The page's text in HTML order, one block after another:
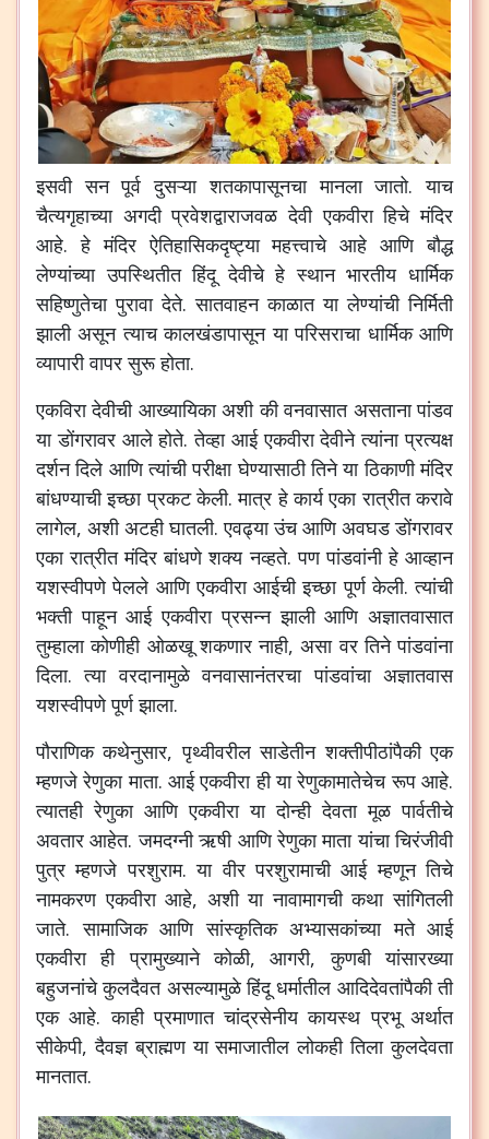
इसवी सन पूर्व दुसऱ्या शतकापासूनचा मानला जातो. याच
चैत्यगृहाच्या अगदी प्रवेशद्वाराजवळ देवी एकवीरा हिचे मंदिर
आहे. हे मंदिर ऐतिहासिकदृष्ट्या महत्त्वाचे आहे आणि बौद्ध
लेण्यांच्या उपस्थितीत हिंदू देवीचे हे स्थान भारतीय धार्मिक
सहिष्णुतेचा पुरावा देते. सातवाहन काळात या लेण्यांची निर्मिती
झाली असून त्याच कालखंडापासून या परिसराचा धार्मिक आणि
व्यापारी वापर सुरू होता.
एकविरा देवीची आख्यायिका अशी की वनवासात असताना पांडव
या डोंगरावर आले होते. तेव्हा आई एकवीरा देवीने त्यांना प्रत्यक्ष
दर्शन दिले आणि त्यांची परीक्षा घेण्यासाठी तिने या ठिकाणी मंदिर
बांधण्याची इच्छा प्रकट केली. मात्र हे कार्य एका रात्रीत करावे
लागेल, अशी अटही घातली. एवढ्या उंच आणि अवघड डोंगरावर
एका रात्रीत मंदिर बांधणे शक्य नव्हते. पण पांडवांनी हे आव्हान
यशस्वीपणे पेलले आणि एकवीरा आईची इच्छा पूर्ण केली. त्यांची
भक्ती पाहून आई एकवीरा प्रसन्न झाली आणि अज्ञातवासात
तुम्हाला कोणीही ओळखू शकणार नाही, असा वर तिने पांडवांना
दिला. त्या वरदानामुळे वनवासानंतरचा पांडवांचा अज्ञातवास
यशस्वीपणे पूर्ण झाला.
पौराणिक कथेनुसार, पृथ्वीवरील साडेतीन शक्तीपीठांपैकी एक
म्हणजे रेणुका माता. आई एकवीरा ही या रेणुकामातेचेच रूप आहे.
त्यातही रेणुका आणि एकवीरा या दोन्ही देवता मूळ पार्वतीचे
अवतार आहेत. जमदग्नी ऋषी आणि रेणुका माता यांचा चिरंजीवी
पुत्र म्हणजे परशुराम. या वीर परशुरामाची आई म्हणून तिचे
नामकरण एकवीरा आहे, अशी या नावामागची कथा सांगितली
जाते. सामाजिक आणि सांस्कृतिक अभ्यासकांच्या मते आई
एकवीरा ही प्रामुख्याने कोळी, आगरी, कुणबी यांसारख्या
बहुजनांचे कुलदैवत असल्यामुळे हिंदू धर्मातील आदिदेवतांपैकी ती
एक आहे. काही प्रमाणात चांद्रसेनीय कायस्थ प्रभू अर्थात
सीकेपी, दैवज्ञ ब्राह्मण या समाजातील लोकही तिला कुलदेवता
मानतात.